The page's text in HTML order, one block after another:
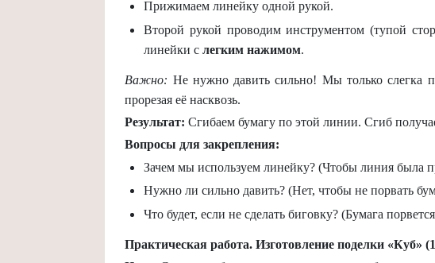
Прижимаем линейку одной рукой.
Второй рукой проводим инструментом (тупой
линейки слегким нажимом.
Важно: Не нужно давить сильно! Мы только слегка
прорезая её насквозь.
Результат: Сгибаем бумагу по этой линии. Сгиб
Вопросы для закрепления:
Зачем мы используем линейку? (Чтобы линия была
Нужно ли сильно давить? (Нет, чтобы не порвать
Что будет, если не сделать биговку? (Бумага
Практическая работа. Изготовление поделки «Куб»